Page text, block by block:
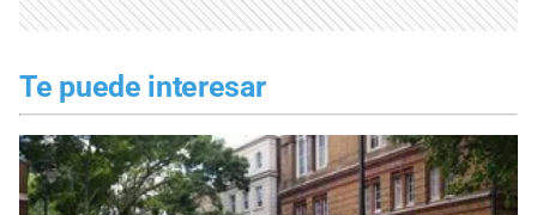
Te puede interesar